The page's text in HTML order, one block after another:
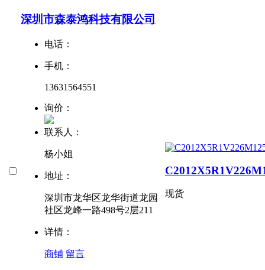
深圳市森泰鸿科技有限公司
电话：
手机：
13631564551
询价：
联系人：
杨小姐
地址：
深圳市龙华区龙华街道龙园
社区龙峰一路498号2层211
详情：
商铺 留言
现货